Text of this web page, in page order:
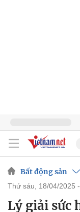
Bất động sản
thứ sáu, 18/04/2025
Lý giải sức